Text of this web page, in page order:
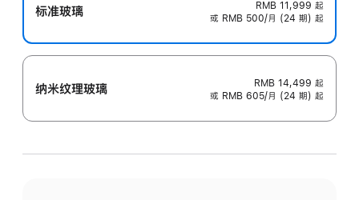
标准玻璃 RMB 11,999 起
或 RMB 500/月 (24 期) 起
纳米纹理玻璃 RMB 14,499 起
或 RMB 605/月 (24 期) 起